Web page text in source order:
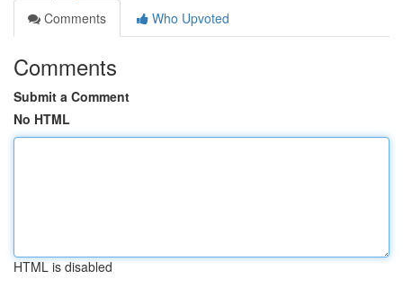
Comments
Who Upvoted
Comments
Submit a Comment
No HTML
HTML is disabled